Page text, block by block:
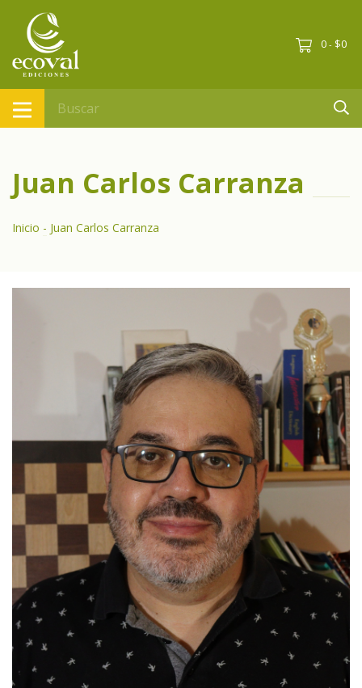
0 - $0
Juan Carlos Carranza
Inicio - Juan Carlos Carranza